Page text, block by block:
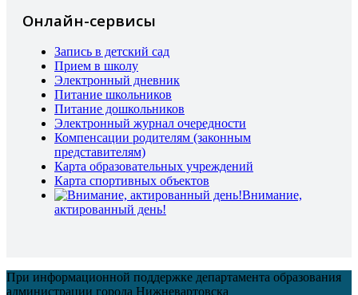
Онлайн-сервисы
Запись в детский сад
Прием в школу
Электронный дневник
Питание школьников
Питание дошкольников
Электронный журнал очередности
Компенсации родителям (законным
представителям)
Карта образовательных учреждений
Карта спортивных объектов
Внимание,
актированный день!
При информационной поддержке департамента образования
администрации города Нижневартовска